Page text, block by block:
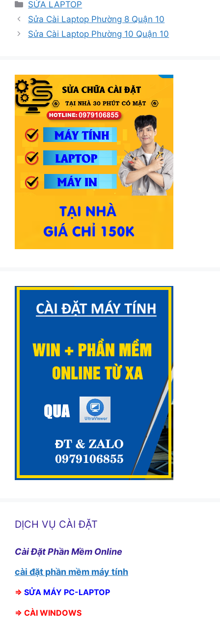
Danh
mục
SỬA LAPTOP
Sửa Cài Laptop Phường 8 Quận 10
Sửa Cài Laptop Phường 10 Quận 10
DỊCH VỤ CÀI ĐẶT
Cài Đặt Phần Mềm Online
cài đặt phần mềm máy tính
⇒ SỬA MÁY PC-LAPTOP
⇒ CÀI WINDOWS